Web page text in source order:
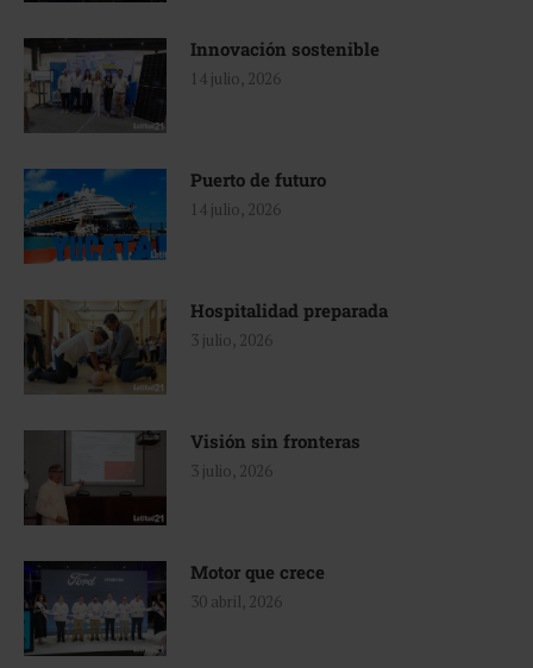
Innovación sostenible
14 julio, 2026
Puerto de futuro
14 julio, 2026
Hospitalidad preparada
3 julio, 2026
Visión sin fronteras
3 julio, 2026
Motor que crece
30 abril, 2026